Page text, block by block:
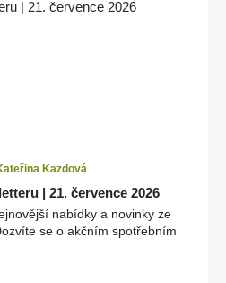
Kazdová
| 21. července 2026
nabídky a novinky ze
se o akčním spotřebním